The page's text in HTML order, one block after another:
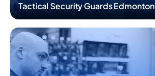
Tactical Security Guards Edmonton